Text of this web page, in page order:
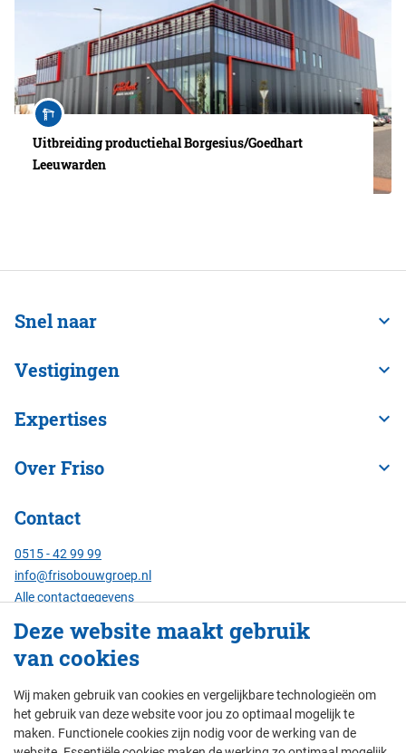
Uitbreiding productiehal Borgesius/Goedhart
Leeuwarden
Snel naar
Vestigingen
Expertises
Over Friso
Contact
0515 - 42 99 99
info@frisobouwgroep.nl
Alle contactgegevens
Servicenummer
24/7 bereikbaar:
Deze website maakt gebruik
van cookies
Wij maken gebruik van cookies en vergelijkbare technologieën om
het gebruik van deze website voor jou zo optimaal mogelijk te
maken. Functionele cookies zijn nodig voor de werking van de